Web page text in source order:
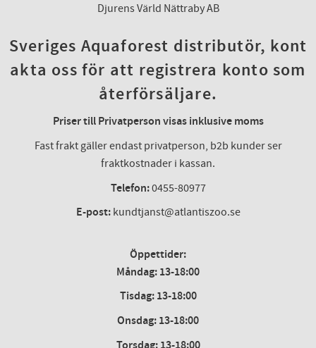
Djurens Värld Nättraby AB
Sveriges Aquaforest distributör, kont
akta oss för att registrera konto som
återförsäljare.
Priser till Privatperson visas inklusive moms
Fast frakt gäller endast privatperson, b2b kunder ser
fraktkostnader i kassan.
Telefon:0455-80977
E-post:kundtjanst@atlantiszoo.se
Öppettider:
Måndag: 13-18:00
Tisdag: 13-18:00
Onsdag:13-18:00